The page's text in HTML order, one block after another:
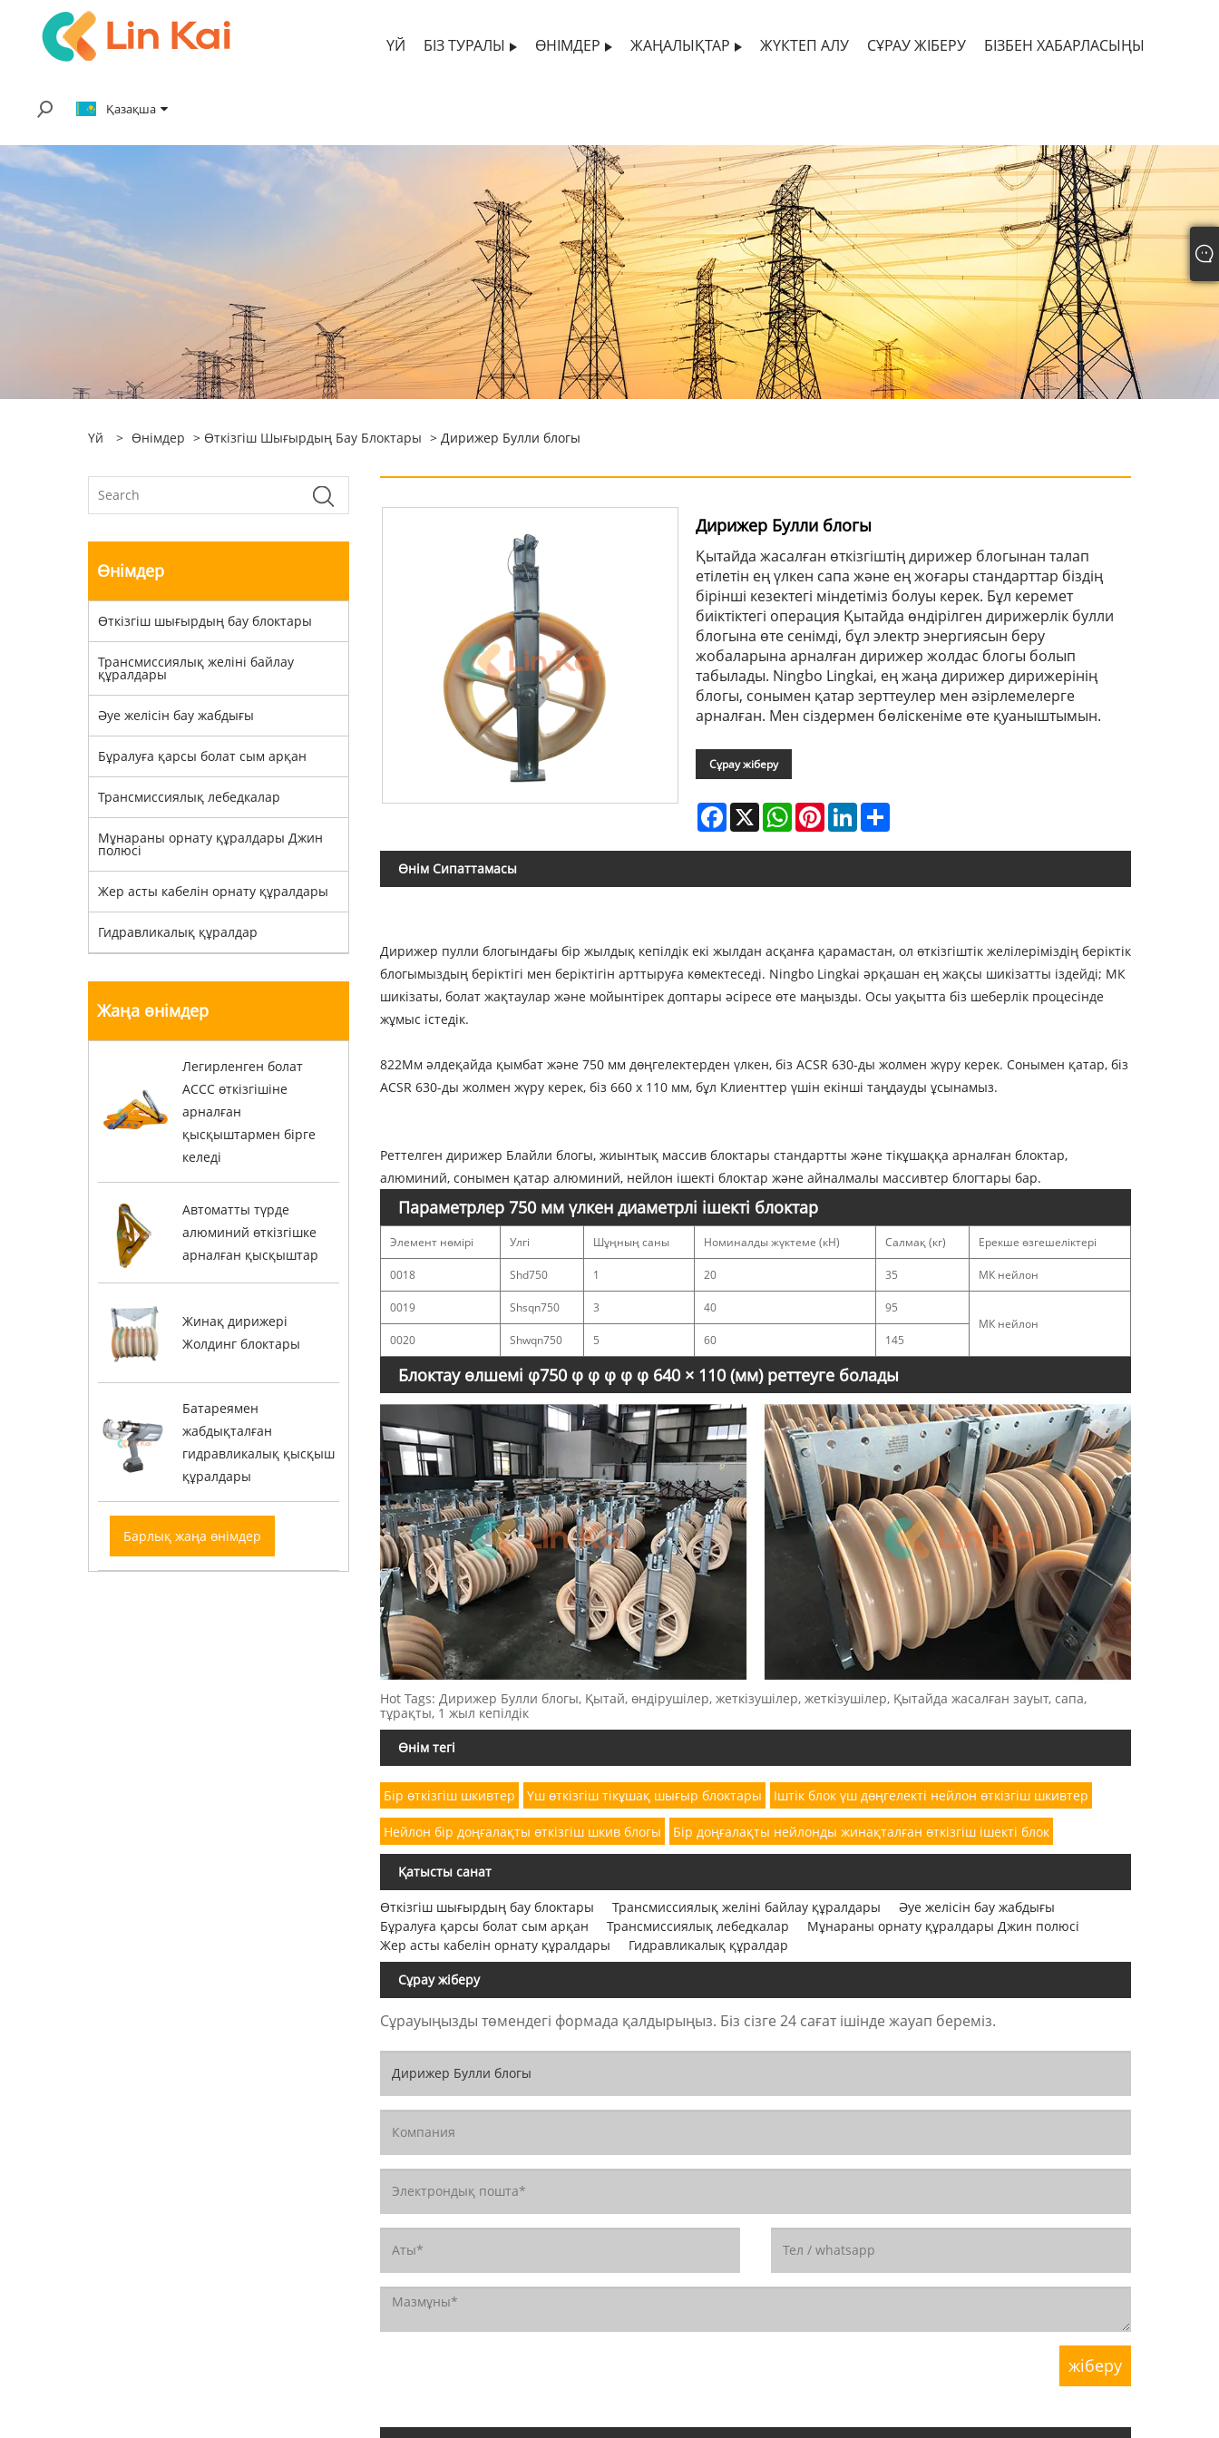
ҮЙ БІЗ ТУРАЛЫ ӨНІМДЕР ЖАҢАЛЫҚТАР ЖҮКТЕП АЛУ СҰРАУ ЖІБЕРУ БІЗБЕН ХАБАРЛАСЫҢЫ
Қазақша
Үй > Өнімдер > Өткізгіш Шығырдың Бау Блоктары > Дирижер Булли блогы
Өнімдер
Өткізгіш шығырдың бау блоктары
Трансмиссиялық желіні байлау
құралдары
Әуе желісін бау жабдығы
Бұралуға қарсы болат сым арқан
Трансмиссиялық лебедкалар
Мұнараны орнату құралдары Джин
полюсі
Жер асты кабелін орнату құралдары
Гидравликалық құралдар
Жаңа өнімдер
Легирленген болат
ACCC өткізгішіне
арналған
қысқыштармен бірге
келеді
Автоматты түрде
алюминий өткізгішке
арналған қысқыштар
Жинақ дирижері
Жолдинг блоктары
Батареямен
жабдықталған
гидравликалық қысқыш
құралдары
Барлық жаңа өнімдер
Дирижер Булли блогы
Қытайда жасалған өткізгіштің дирижер блогынан талап
етілетін ең үлкен сапа және ең жоғары стандарттар біздің
бірінші кезектегі міндетіміз болуы керек. Бұл керемет
биіктіктегі операция Қытайда өндірілген дирижерлік булли
блогына өте сенімді, бұл электр энергиясын беру
жобаларына арналған дирижер жолдас блогы болып
табылады. Ningbo Lingkai, ең жаңа дирижер дирижерінің
блогы, сонымен қатар зерттеулер мен әзірлемелерге
арналған. Мен сіздермен бөліскеніме өте қуаныштымын.
Сұрау жіберу
Facebook
X WhatsAppPinterestLinkedInShare
Өнім Сипаттамасы
Дирижер пулли блогындағы бір жылдық кепілдік екі жылдан асқанға қарамастан, ол өткізгіштік желілеріміздің беріктік
блогымыздың беріктігі мен беріктігін арттыруға көмектеседі. Ningbo Lingkai әрқашан ең жақсы шикізатты іздейді; МК
шикізаты, болат жақтаулар және мойынтірек доптары әсіресе өте маңызды. Осы уақытта біз шеберлік процесінде
жұмыс істедік.
822Мм әлдеқайда қымбат және 750 мм дөңгелектерден үлкен, біз ACSR 630-ды жолмен жүру керек. Сонымен қатар, біз
ACSR 630-ды жолмен жүру керек, біз 660 x 110 мм, бұл Клиенттер үшін екінші таңдауды ұсынамыз.
Реттелген дирижер Блайли блогы, жиынтық массив блоктары стандартты және тікұшаққа арналған блоктар,
алюминий, сонымен қатар алюминий, нейлон ішекті блоктар және айналмалы массивтер блогтары бар.
Параметрлер 750 мм үлкен диаметрлі ішекті блоктар
Элемент нөмірі Улгі Шұңның саны Номиналды жүктеме (кН) Салмақ (кг) Ерекше өзгешеліктері
0018 Shd750 1 20 35 МК нейлон
0019 Shsqn750 3 40
95
МК нейлон
0020
Shwqn750 5 60 145
Блоктау өлшемі φ750 φ φ φ φ φ 640 × 110 (мм) реттеуге болады
Hot Tags: Дирижер Булли блогы, Қытай, өндірушілер, жеткізушілер, жеткізушілер, Қытайда жасалған зауыт, сапа,
тұрақты, 1 жыл кепілдік
Өнім тегі
Бір өткізгіш шкивтер Үш өткізгіш тікұшақ шығыр блоктары Іштік блок үш дөңгелекті нейлон өткізгіш шкивтер
Нейлон бір доңғалақты өткізгіш шкив блогы Бір доңғалақты нейлонды жинақталған өткізгіш ішекті блок
Қатысты санат
Өткізгіш шығырдың бау блоктары Трансмиссиялық желіні байлау құралдары
Әуе желісін бау жабдығы
Бұралуға қарсы болат сым арқан
Трансмиссиялық лебедкалар
Мұнараны орнату құралдары Джин полюсі
Жер асты кабелін орнату құралдары
Гидравликалық құралдар
Сұрау жіберу
Сұрауыңызды төмендегі формада қалдырыңыз. Біз сізге 24 сағат ішінде жауап береміз.